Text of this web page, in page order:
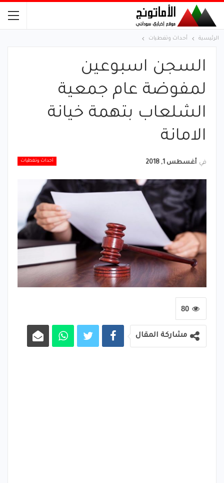
الرئيسية أحداث وتغطيات
السجن اسبوعين
لمفوضة عام جمعية
الشلعاب بتهمة خيانة
الامانة
أحداث وتغطيات في أغسطس 1, 2018
80
مشاركة المقال